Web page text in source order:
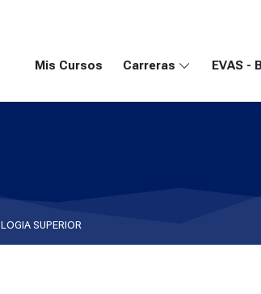
Mis Cursos Carreras EVAS -
SUPERIOR